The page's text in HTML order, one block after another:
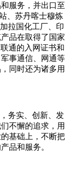
服务，并出口至
、苏丹喀士穆炼
拉国化工厂、印
品在取得了国家
通的入网证书和
事通信、网通等
同时还为诸多用
务实、创新、发
不懈的追求，用
基础上，不断把
品和服务。